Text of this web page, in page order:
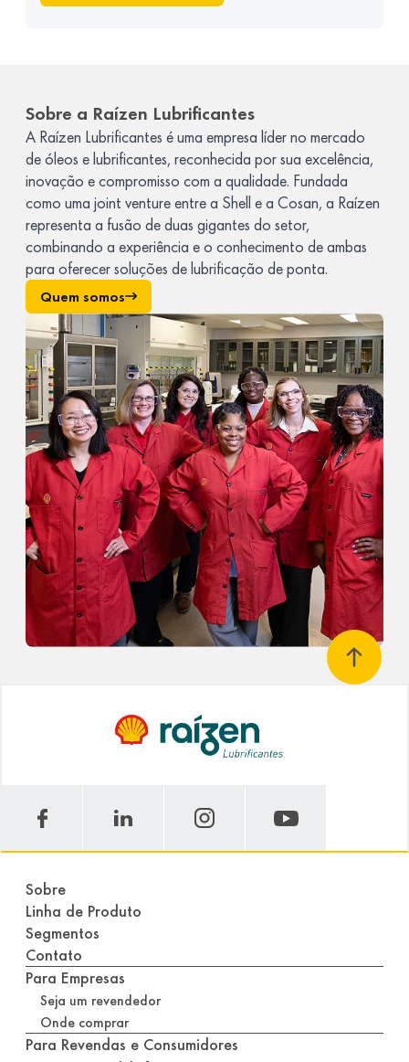
Sobre a Raízen Lubrificantes
A Raízen Lubrificantes é uma empresa líder no mercado
de óleos e lubrificantes, reconhecida por sua excelência,
inovação e compromisso com a qualidade. Fundada
como uma joint venture entre a Shell e a Cosan, a Raízen
representa a fusão de duas gigantes do setor,
combinando a experiência e o conhecimento de ambas
para oferecer soluções de lubrificação de ponta.
Quem somos
Sobre
Linha de Produto
Segmentos
Contato
Para Empresas
Seja um revendedor
Onde comprar
Para Revendas e Consumidores